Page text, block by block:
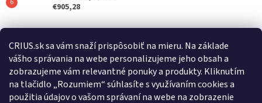
CRIUS.sk sa vám snaží prispôsobiť na mieru. Na základe
vášho správania na webe personalizujeme jeho obsah a
zobrazujeme vám relevantné ponuky a produkty. Kliknutím
na tlačidlo „Rozumiem“ súhlasíte s využívaním cookies a
použitia údajov o vašom správaní na webe na zobrazenie
€905,28
Posledné hodnotenie produktov
REFLAIR 320 Standard
Hodnotenie produktu je 5 z 5 hviezdičiek.
|